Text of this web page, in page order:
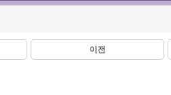
이전